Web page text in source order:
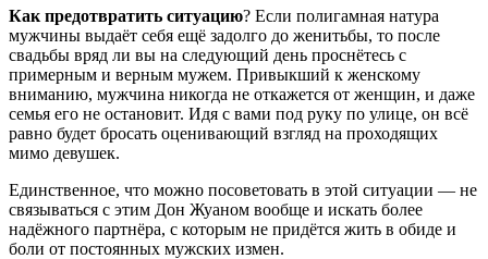
Как предотвратить ситуацию? Если полигамная натура
мужчины выдаёт себя ещё задолго до женитьбы, то после
свадьбы вряд ли вы на следующий день проснётесь с
примерным и верным мужем. Привыкший к женскому
вниманию, мужчина никогда не откажется от женщин, и даже
семья его не остановит. Идя с вами под руку по улице, он всё
равно будет бросать оценивающий взгляд на проходящих
мимо девушек.
Единственное, что можно посоветовать в этой ситуации — не
связываться с этим Дон Жуаном вообще и искать более
надёжного партнёра, с которым не придётся жить в обиде и
боли от постоянных мужских измен.